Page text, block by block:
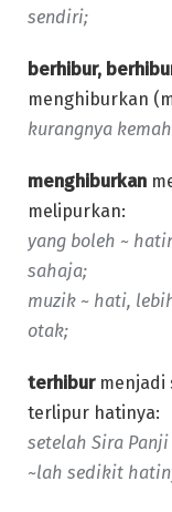
sendiri;
berhibur,
menghiburkan
kurangnya
menghiburkan
melipurkan:
yang boleh ~
sahaja;
muzik ~ hati,
otak;
terhiburmenjadi
terlipur hatinya:
setelah Sira
~lah sedikit